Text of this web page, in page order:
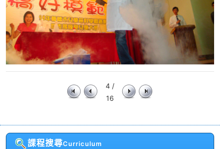
4 /
16
課程搜尋Curriculum